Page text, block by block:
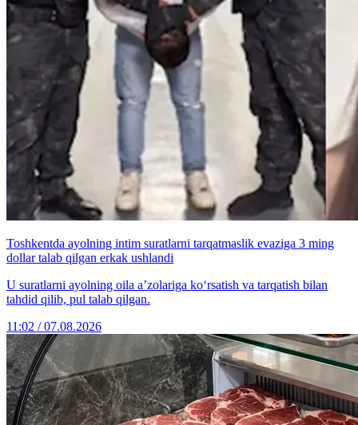
Toshkentda ayolning intim suratlarni tarqatmaslik evaziga 3 ming
dollar talab qilgan erkak ushlandi
U suratlarni ayolning oila a’zolariga ko‘rsatish va tarqatish bilan
tahdid qilib, pul talab qilgan.
11:02 / 07.08.2026